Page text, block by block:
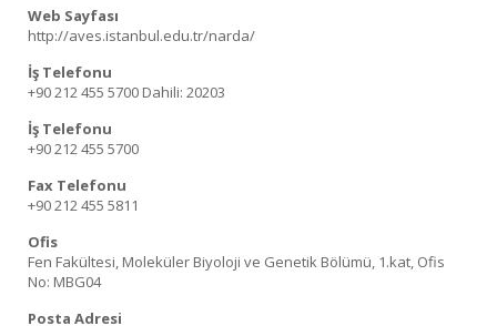
Web Sayfası
http://aves.istanbul.edu.tr/narda/
İş Telefonu
+90 212 455 5700 Dahili: 20203
İş Telefonu
+90 212 455 5700
Fax Telefonu
+90 212 455 5811
Ofis
Fen Fakültesi, Moleküler Biyoloji ve Genetik Bölümü, 1.kat, Ofis
No: MBG04
Posta Adresi